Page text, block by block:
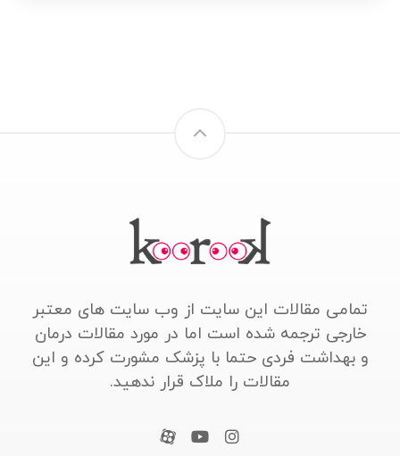
تمامی مقالات این سایت از وب سایت های معتبر
خارجی ترجمه شده است اما در مورد مقالات درمان
و بهداشت فردی حتما با پزشک مشورت کرده و این
مقالات را ملاک قرار ندهید.